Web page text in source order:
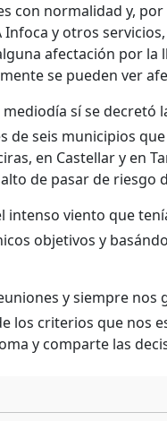
con normalidad y,
Infoca y otros
afectación por
se pueden ver
sí se decretó
de seis municipios
en Castellar y en
de pasar de riesgo
intenso viento que
objetivos y
y siempre
los criterios que nos
y comparte las